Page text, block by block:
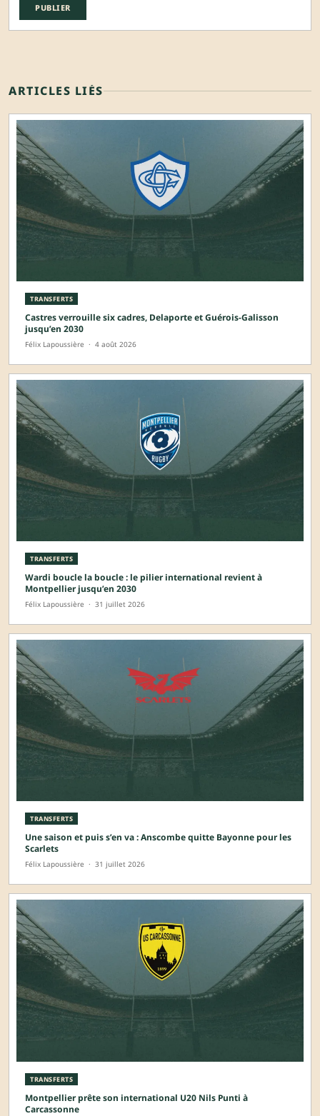
ARTICLES LIÉS
TRANSFERTS
Castres verrouille six cadres, Delaporte et Guérois-Galisson
jusqu’en 2030
Félix Lapoussière · 4 août 2026
TRANSFERTS
Wardi boucle la boucle : le pilier international revient à
Montpellier jusqu’en 2030
Félix Lapoussière · 31 juillet 2026
TRANSFERTS
Une saison et puis s’en va : Anscombe quitte Bayonne pour les
Scarlets
Félix Lapoussière · 31 juillet 2026
TRANSFERTS
Montpellier prête son international U20 Nils Punti à
Carcassonne